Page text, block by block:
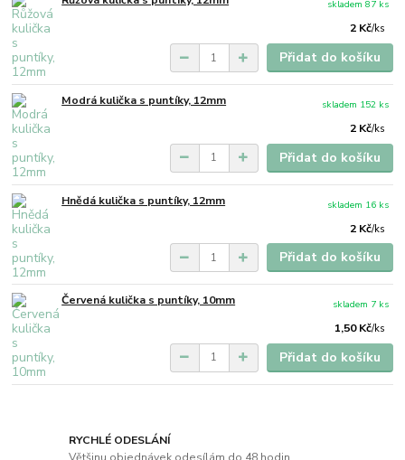
2 Kč/ks
skladem 87 ks
Přidat do košíku
Modrá kulička s puntíky, 12mm
2 Kč/ks
skladem 152 ks
Přidat do košíku
Hnědá kulička s puntíky, 12mm
2 Kč/ks
skladem 16 ks
Přidat do košíku
Červená kulička s puntíky, 10mm
1,50 Kč/ks
skladem 7 ks
Přidat do košíku
RYCHLÉ ODESLÁNÍ